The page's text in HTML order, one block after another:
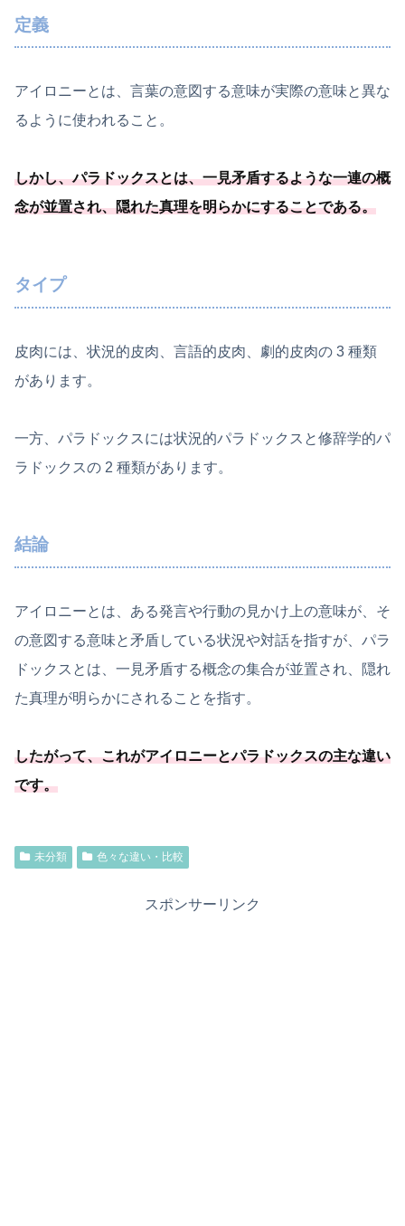
定義
アイロニーとは、言葉の意図する意味が実際の意味と異な
るように使われること。
しかし、パラドックスとは、一見矛盾するような一連の概
念が並置され、隠れた真理を明らかにすることである。
タイプ
皮肉には、状況的皮肉、言語的皮肉、劇的皮肉の 3 種類
があります。
一方、パラドックスには状況的パラドックスと修辞学的パ
ラドックスの 2 種類があります。
結論
アイロニーとは、ある発言や行動の見かけ上の意味が、そ
の意図する意味と矛盾している状況や対話を指すが、パラ
ドックスとは、一見矛盾する概念の集合が並置され、隠れ
た真理が明らかにされることを指す。
したがって、これがアイロニーとパラドックスの主な違い
です。
未分類 色々な違い・比較
スポンサーリンク